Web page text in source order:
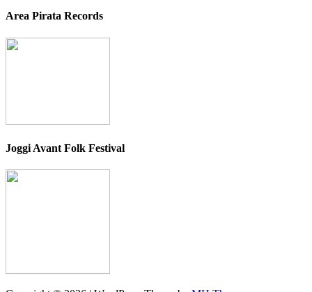
Area Pirata Records
Joggi Avant Folk Festival